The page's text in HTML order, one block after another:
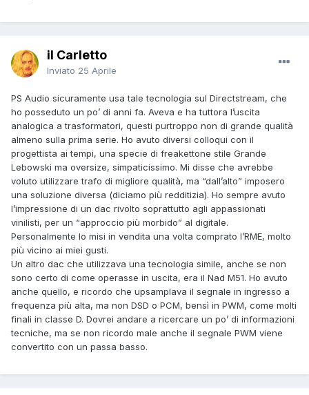
il Carletto
Inviato 25 Aprile
PS Audio sicuramente usa tale tecnologia sul Directstream, che
ho posseduto un po’ di anni fa. Aveva e ha tuttora l’uscita
analogica a trasformatori, questi purtroppo non di grande qualità
almeno sulla prima serie. Ho avuto diversi colloqui con il
progettista ai tempi, una specie di freakettone stile Grande
Lebowski ma oversize, simpaticissimo. Mi disse che avrebbe
voluto utilizzare trafo di migliore qualità, ma “dall’alto” imposero
una soluzione diversa (diciamo più redditizia). Ho sempre avuto
l’impressione di un dac rivolto soprattutto agli appassionati
vinilisti, per un “approccio più morbido” al digitale.
Personalmente lo misi in vendita una volta comprato l’RME, molto
più vicino ai miei gusti.
Un altro dac che utilizzava una tecnologia simile, anche se non
sono certo di come operasse in uscita, era il Nad M51. Ho avuto
anche quello, e ricordo che upsamplava il segnale in ingresso a
frequenza più alta, ma non DSD o PCM, bensì in PWM, come molti
finali in classe D. Dovrei andare a ricercare un po’ di informazioni
tecniche, ma se non ricordo male anche il segnale PWM viene
convertito con un passa basso.